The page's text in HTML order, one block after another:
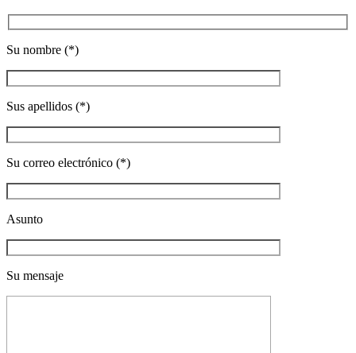
Su nombre (*)
Sus apellidos (*)
Su correo electrónico (*)
Asunto
Su mensaje